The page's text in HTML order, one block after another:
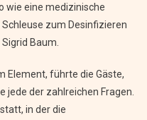
wie eine medizinische
zum Desinfizieren
Baum.
Element, führte die Gäste,
der zahlreichen Fragen.
in der die